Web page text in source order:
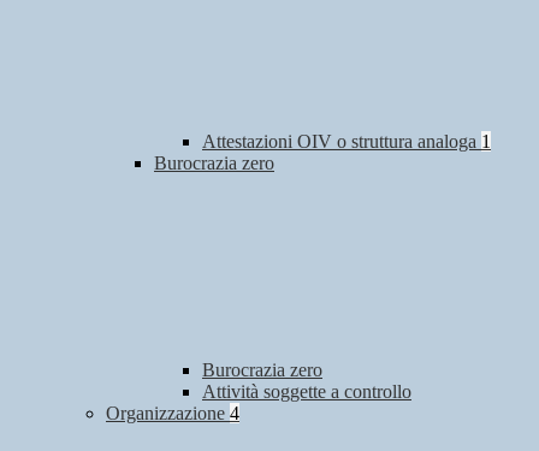
Attestazioni OIV o struttura analoga 1
Burocrazia zero
Burocrazia zero
Attività soggette a controllo
Organizzazione 4